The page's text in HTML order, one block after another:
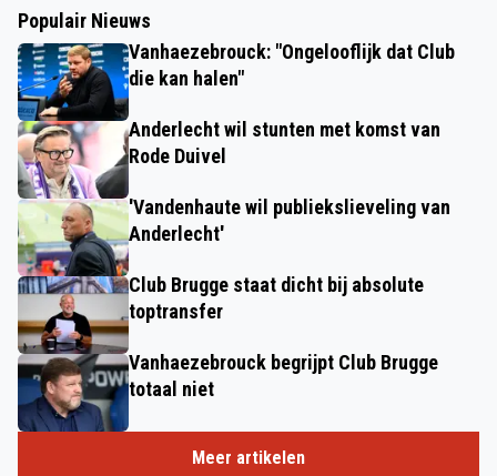
Populair Nieuws
Vanhaezebrouck: "Ongelooflijk dat Club
die kan halen"
Anderlecht wil stunten met komst van
Rode Duivel
'Vandenhaute wil publiekslieveling van
Anderlecht'
Club Brugge staat dicht bij absolute
toptransfer
Vanhaezebrouck begrijpt Club Brugge
totaal niet
Meer artikelen